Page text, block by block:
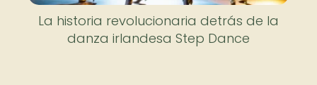
La historia revolucionaria detrás de la
danza irlandesa Step Dance